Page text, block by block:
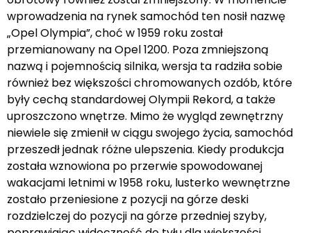
wprowadzenia na rynek samochód ten nosił nazwę
„Opel Olympia”, choć w 1959 roku został
przemianowany na Opel 1200. Poza zmniejszoną
nazwą i pojemnością silnika, wersja ta radziła sobie
również bez większości chromowanych ozdób, które
były cechą standardowej Olympii Rekord, a także
uproszczono wnętrze. Mimo że wygląd zewnętrzny
niewiele się zmienił w ciągu swojego życia, samochód
przeszedł jednak różne ulepszenia. Kiedy produkcja
została wznowiona po przerwie spowodowanej
wakacjami letnimi w 1958 roku, lusterko wewnętrzne
zostało przeniesione z pozycji na górze deski
rozdzielczej do pozycji na górze przedniej szyby,